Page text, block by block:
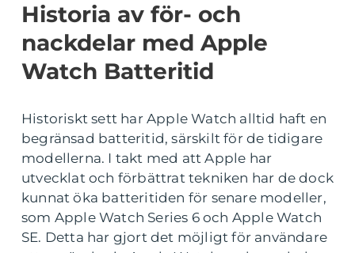
Historia av för- och
nackdelar med Apple
Watch Batteritid
Historiskt sett har Apple Watch alltid haft en
begränsad batteritid, särskilt för de tidigare
modellerna. I takt med att Apple har
utvecklat och förbättrat tekniken har de dock
kunnat öka batteritiden för senare modeller,
som Apple Watch Series 6 och Apple Watch
SE. Detta har gjort det möjligt för användare